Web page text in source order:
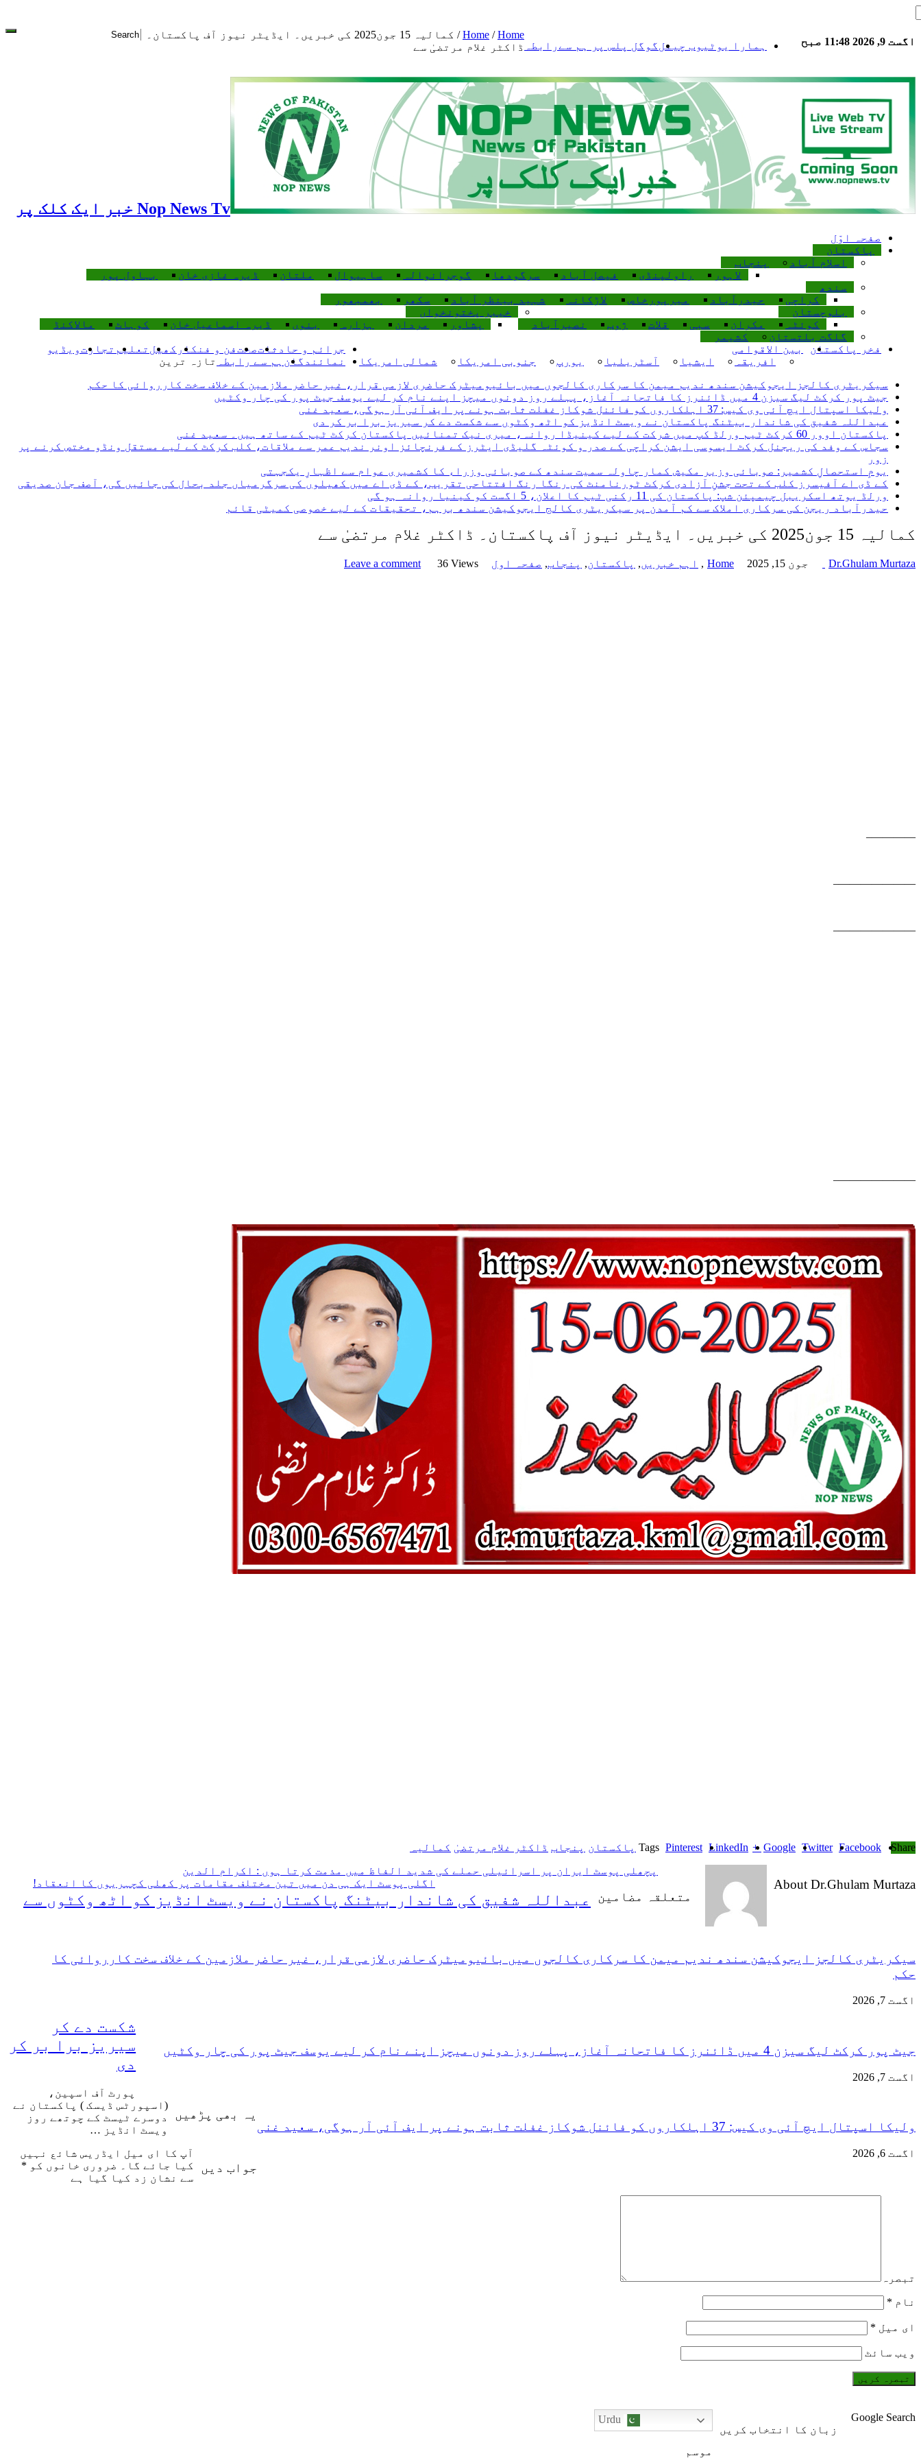
اگست 9, 2026 11:48 صبح ہمارا یوٹیوب چینلگوگل پلس پر ہم سےرابطہ
Nop News Tv خبر ایک کلک پر
صفحہ اوّل
پاکستان
اسلام آباد
پنجاب
لاہور
راولپنڈی فیصل آباد سرگودھا گوجرانوالہ ساہیوال ملتان ڈیرہ غازی خان
بہاول پور
سندھ
کراچی
حیدرآباد میرپورخاص لاڑکانہ شہید بینظر آباد سکھر
بھمبھور
بلوچستان
کوئٹہ
مکران سبی قلات ژوب نصیرآباد
خیبر پختونخواں
پشاور
مردان ہزارہ بنوں ڈیرہ اسماعیل خان کوہاٹ
مالاکنڈ
گلگت بلتستان
کشیمر
فخر پاکستان
بین الاقوامی
افریقہ
ایشیا آسٹریلیا یورپ جنوبی امریکا شمالی امریکا
جرائم و حادثاتصحتفن و فنکار کھیل تعلیم تجارتویڈیو
نمائندگان ہم سے رابطہ
تازہ ترین
سیکریٹری کالجز ایجوکیشن سندھ ندیم میمن کا سرکاری کالجوں میں بائیومیٹرک حاضری لازمی قرار، غیر حاضر ملازمین کے خلاف سخت کارروائی کا حکم
جیٹ پور کرکٹ لیگ سیزن 4 میں ڈائنرز کا فاتحانہ آغاز، پہلے روز دونوں میچز اپنے نام کر لیے یوسف جیٹ پور کی چار وکٹیں
ولیکا اسپتال ایچ آئی وی کیس: 37 اہلکاروں کو فائنل شوکاز غفلت ثابت ہونے پر ایف آئی آر ہوگی، سعید غنی
عبداللہ شفیق کی شاندار بیٹنگ پاکستان نے ویسٹ انڈیز کو اٹھ وکٹوں سے شکست دے کر سیریز برا بر کر دی
پاکستان اوور 60 کرکٹ ٹیم ورلڈ کپ میں شرکت کے لیے کینیڈا روانہ، میری نیک تمنائیں پاکستان کرکٹ ٹیم کے ساتھ ہیں۔ سعید غنی
سجاس کے وفد کی ریجنل کرکٹ ایسوسی ایشن کراچی کے صدر و کوئٹہ گلیڈی ایٹرز کے فرنچائز اونر ندیم عمر سے ملاقات، کلب کرکٹ کے لیے مستقل ونڈو مختص کرنے پر
زور
یومِ استحصالِ کشمیر: صوبائی وزیر مکیش کمار چاولہ سمیت سندھ کے صوبائی وزراء کا کشمیری عوام سے اظہارِ یکجہتی
کے ڈی اے آفیسرز کلب کے تحت جشنِ آزادی کرکٹ ٹورنامنٹ کی رنگا رنگ افتتاحی تقریب، کے ڈی اے میں کھیلوں کی سرگرمیاں جلد بحال کی جائیں گی، آصف جان صدیقی
ورلڈ یوتھ اسکریبل چیمپئن شپ: پاکستان کی 11 رکنی ٹیم کا اعلان، 5 اگست کو کینیا روانہ ہو گی
حیدرآباد ریجن کی سرکاری املاک سے کم آمدن پر سیکریٹری کالج ایجوکیشن سندھ برہم، تحقیقات کے لیے خصوصی کمیٹی قائم
Home / Home
/
کمالیہ 15 جون2025 کی خبریں۔ ایڈیٹر نیوز آف پاکستان۔
ڈاکٹر غلام مرتضیٰ سے
کمالیہ 15 جون2025 کی خبریں۔ ایڈیٹر نیوز آف پاکستان۔ ڈاکٹر غلام مرتضیٰ سے
Dr.Ghulam Murtaza جون 15, 2025 Home
, اہم خبریں, پاکستان, پنجاب, صفحہ اول Leave a comment 36 Views
————–
———————–
———————–
———————–
Share
Facebook
Twitter
Google +
LinkedIn
Pinterest
Tags پاکستان پنجاب ڈاکٹر غلام مرتضیٰ کمالیہ
About Dr.Ghulam Murtaza
پچھلی پوسٹ ایران پر اسرائیلی حملے کی شدید الفاظ میں مذمت کرتا ہوں : اکرام الدین
اگلی پوسٹ ایک ہی دن میں تین مختلف مقامات پر کھلی کچہریوں کا انعقاد!
متعلقہ مضامین
سیکریٹری کالجز ایجوکیشن سندھ ندیم میمن کا سرکاری کالجوں میں بائیومیٹرک حاضری لازمی قرار، غیر حاضر ملازمین کے خلاف سخت کارروائی کا
حکم
اگست 7, 2026
جیٹ پور کرکٹ لیگ سیزن 4 میں ڈائنرز کا فاتحانہ آغاز، پہلے روز دونوں میچز اپنے نام کر لیے یوسف جیٹ پور کی چار وکٹیں
اگست 7, 2026
ولیکا اسپتال ایچ آئی وی کیس: 37 اہلکاروں کو فائنل شوکاز غفلت ثابت ہونے پر ایف آئی آر ہوگی، سعید غنی
اگست 6, 2026
یہ بھی پڑھیں
عبداللہ شفیق کی شاندار بیٹنگ پاکستان نے ویسٹ انڈیز کو اٹھ وکٹوں سے
شکست دے کر
سیریز برا بر کر
دی
پورٹ آف اسپین،
(اسپورٹس ڈیسک ) پاکستان نے
دوسرے ٹیسٹ کے چوتھے روز
ویسٹ انڈیز …
جواب دیں
آپ کا ای میل ایڈریس شائع نہیں
کیا جائے گا۔
ضروری خانوں کو *
سے نشان زد کیا گیا ہے
تبصرہ
نام *
ای میل *
ویب‌ سائٹ
Google Search
زبان کا انتخاب کریں
موسم